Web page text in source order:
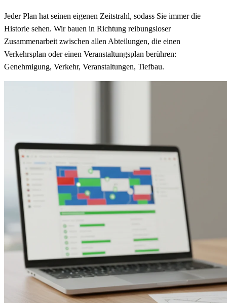
Jeder Plan hat seinen eigenen Zeitstrahl, sodass Sie immer die
Historie sehen. Wir bauen in Richtung reibungsloser
Zusammenarbeit zwischen allen Abteilungen, die einen
Verkehrsplan oder einen Veranstaltungsplan berühren:
Genehmigung, Verkehr, Veranstaltungen, Tiefbau.